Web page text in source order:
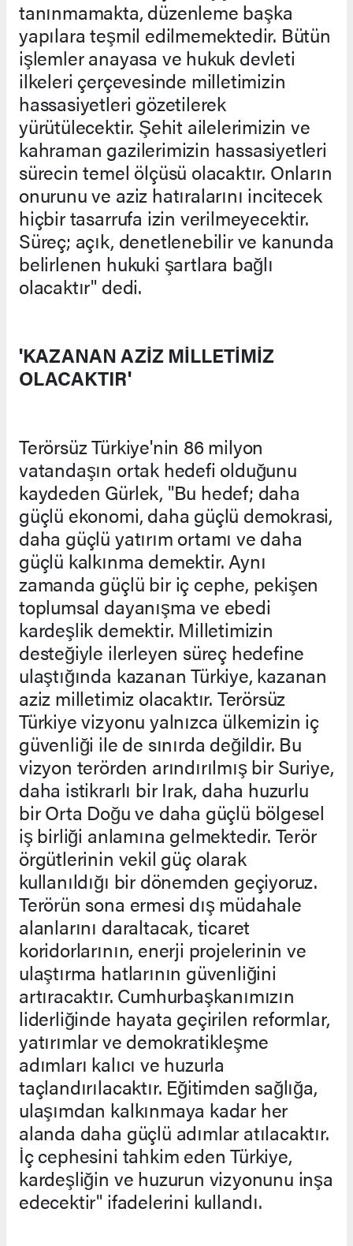
tanınmamakta, düzenleme başka
yapılara teşmil edilmemektedir. Bütün
işlemler anayasa ve hukuk devleti
ilkeleri çerçevesinde milletimizin
hassasiyetleri gözetilerek
yürütülecektir. Şehit ailelerimizin ve
kahraman gazilerimizin hassasiyetleri
sürecin temel ölçüsü olacaktır. Onların
onurunu ve aziz hatıralarını incitecek
hiçbir tasarrufa izin verilmeyecektir.
Süreç; açık, denetlenebilir ve kanunda
belirlenen hukuki şartlara bağlı
olacaktır" dedi.
'KAZANAN AZİZ MİLLETİMİZ
OLACAKTIR'
Terörsüz Türkiye'nin 86 milyon
vatandaşın ortak hedefi olduğunu
kaydeden Gürlek, "Bu hedef; daha
güçlü ekonomi, daha güçlü demokrasi,
daha güçlü yatırım ortamı ve daha
güçlü kalkınma demektir. Aynı
zamanda güçlü bir iç cephe, pekişen
toplumsal dayanışma ve ebedi
kardeşlik demektir. Milletimizin
desteğiyle ilerleyen süreç hedefine
ulaştığında kazanan Türkiye, kazanan
aziz milletimiz olacaktır. Terörsüz
Türkiye vizyonu yalnızca ülkemizin iç
güvenliği ile de sınırda değildir. Bu
vizyon terörden arındırılmış bir Suriye,
daha istikrarlı bir Irak, daha huzurlu
bir Orta Doğu ve daha güçlü bölgesel
iş birliği anlamına gelmektedir. Terör
örgütlerinin vekil güç olarak
kullanıldığı bir dönemden geçiyoruz.
Terörün sona ermesi dış müdahale
alanlarını daraltacak, ticaret
koridorlarının, enerji projelerinin ve
ulaştırma hatlarının güvenliğini
artıracaktır. Cumhurbaşkanımızın
liderliğinde hayata geçirilen reformlar,
yatırımlar ve demokratikleşme
adımları kalıcı ve huzurla
taçlandırılacaktır. Eğitimden sağlığa,
ulaşımdan kalkınmaya kadar her
alanda daha güçlü adımlar atılacaktır.
İç cephesini tahkim eden Türkiye,
kardeşliğin ve huzurun vizyonunu inşa
edecektir" ifadelerini kullandı.